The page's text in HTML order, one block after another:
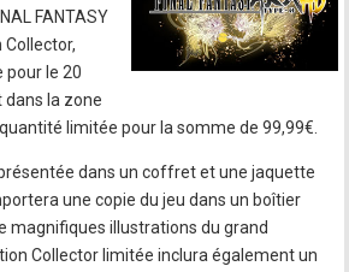
FANTASY
Collector,
pour le 20
dans la zone
limitée pour la somme de 99,99€.
présentée dans un coffret et une jaquette
une copie du jeu dans un boîtier
magnifiques illustrations du grand
Collector limitée inclura également un